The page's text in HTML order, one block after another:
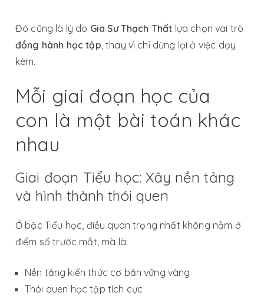
Đó cũng là lý do Gia Sư Thạch Thất lựa chọn vai trò
đồng hành học tập, thay vì chỉ dừng lại ở việc dạy
kèm.
Mỗi giai đoạn học của
con là một bài toán khác
nhau
Giai đoạn Tiểu học: Xây nền tảng
và hình thành thói quen
Ở bậc Tiểu học, điều quan trọng nhất không nằm ở
điểm số trước mắt, mà là:
Nền tảng kiến thức cơ bản vững vàng
Thói quen học tập tích cực